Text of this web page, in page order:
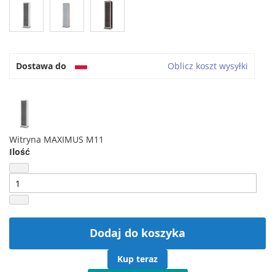
Dostawa do Oblicz koszt wysyłki
Witryna MAXIMUS M11
Ilość
Dodaj do koszyka
Kup teraz